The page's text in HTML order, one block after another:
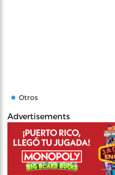
Otros
Advertisements